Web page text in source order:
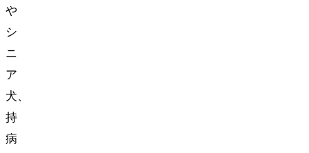
や
シ
ニ
ア
犬、
持
病